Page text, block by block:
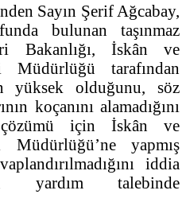
Sayın Şerif Ağcabay,
bulunan taşınmaz
Bakanlığı, İskân ve
Müdürlüğü tarafından
yüksek olduğunu, söz
koçanını alamadığını
için İskân ve
Müdürlüğü’ne yapmış
iddia
yardım talebinde